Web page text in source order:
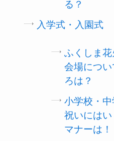
る？
入学式・入園式
ふくしま花
会場につい
ろは？
小学校・
祝いにはい
マナーは！